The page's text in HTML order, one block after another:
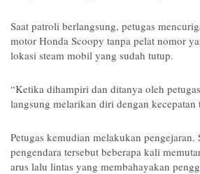
Saat patroli berlangsung, petugas
motor Honda Scoopy tanpa pelat nomor
lokasi steam mobil yang sudah tutup.
“Ketika dihampiri dan ditanya oleh
langsung melarikan diri dengan
Petugas kemudian melakukan pengejaran.
pengendara tersebut beberapa kali
arus lalu lintas yang membahayakan